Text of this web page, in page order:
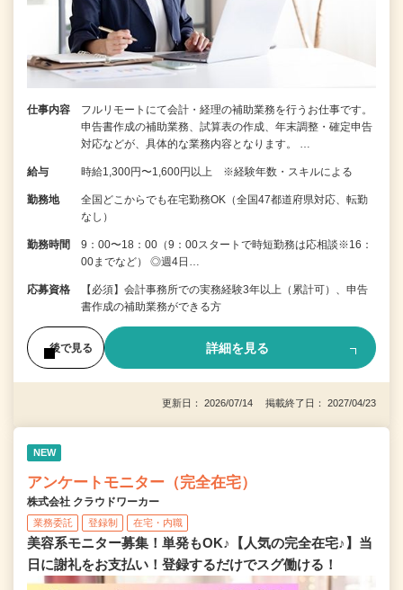
仕事内容
フルリモートにて会計・経理の補助業務を行うお仕事です。
申告書作成の補助業務、試算表の作成、年末調整・確定申告
対応などが、具体的な業務内容となります。 …
給与 時給1,300円〜1,600円以上 ※経験年数・スキルによる
勤務地
全国どこからでも在宅勤務OK（全国47都道府県対応、転勤
なし）
勤務時間
9：00〜18：00（9：00スタートで時短勤務は応相談※16：
00までなど） ◎週4日…
応募資格
【必須】会計事務所での実務経験3年以上（累計可）、申告
書作成の補助業務ができる方
後で見る 詳細を見る
更新日： 2026/07/14 掲載終了日： 2027/04/23
NEW
アンケートモニター（完全在宅）
株式会社 クラウドワーカー
業務委託 登録制 在宅・内職
美容系モニター募集！単発もOK♪【人気の完全在宅♪】当
日に謝礼をお支払い！登録するだけでスグ働ける！